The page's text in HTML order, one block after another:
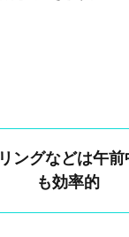
ングなどは午前
も効率的